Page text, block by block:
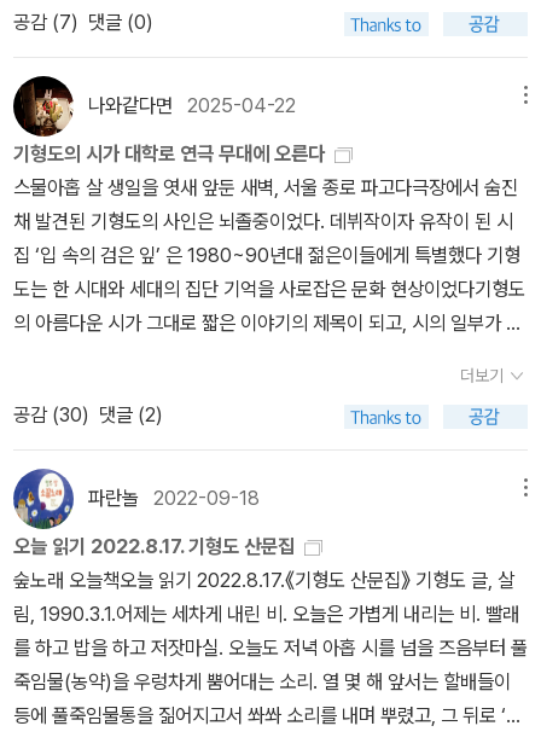
없는데 말이다.[미로]개인의 상처에 진정한 위로가 없음을보여준다.
작가는 그 상처를 청력이 완전히 망가져서 수술할 필요도 없는 귀로
설정하고 몸과 마음의 상처를 표현하고 싶었나보다. 그저 '환부'로만
보고 차갑게 대하거나 서비스용 웃음만 흘리는 병원 사람들. 사실 거
짓웃음보다 차가운 태도가 그럴 땐 훨씬 위안이 되는 법이다.[그날의
물망초]아주 짧은 단편. 군 시절 연애편지 대필의 경험 정도.이것 역
시 작가의 경험이 들어간 느낌이 크다. 별로 기억에 남지 않을 정도의
분량과 내용. 대필 연애편지 상대인 여자와 헤어졌다가 다시 만나 나
타난다는.[어떤 신춘문예]20년째 낙방하는 어느 초등학교 교사의 이
야기. 사실 글을 쓰면서 튼튼한 직업도 있는 행복한 남자 얘기나 다름
좇으니 그것만 생각하다가 머리가 이상해지는 인간 또한 미치게 되는
맞히기 게임이라도 하면 재미 있겠군. 짧지만 흥미로운 글이다.[짧은
여행의 기록]반가운 이름이 나온다. '그래서 대구로 가기로 했다. 그
곳에는 장정일이라는 이상한 소년이 살고 있다.' 고! 내가 집착하는 장
정일을 이런 곳에서 보면 그 어느 때보다 반갑고 좋다. 기형도는 297
쪽에 '장정일은 책은 지문 묻을까봐 손을 씻은 뒤 읽으며, 초판만 읽지
재판은 읽지 않으며, 책에는 볼펜 자국을 남기지 않으며, 한번 본 시들
은 모두 외우다시피 한다고 내게 이야기 했다.'고 말하고 있다.[오탈자
로 의심되는 부분]192쪽 밑에서 9줄, 197쪽 6줄 : 길다랗게 -> 기다
다’.ㅇ (영화) 허진호 감독의 2001년 작 영화 ‘봄날은 간다’.2. 기형도
의 시 ‘봄날은 간다’: 생의 비참함과 습관적 슬픔가. 시적 상황 및 배경
ㅇ (공간) ‘서울집‘이라는 술집의 툇마루를 배경으로 하여, 변두리 인
생의 황량함과 쓸쓸함을 묘사함.ㅇ (인물) 생의 무게를 감당하지 못하
고 무너져 내린 한 여자를 통해 비극적 리얼리즘을 극대화함.나. 정서
적 특징 및 이미지ㅇ (비극의 형상화) 여자가 “몇 번인가 아이를 지울
때 그랬듯이 / 습관적으로 주르르 눈물을 흘릴 뿐”이라는 구절은 고
통이 일상화된 처참한 현실을 보여줌.ㅇ (체념과 무력감) “자신의 생
을 계산하지 못하고” 그저 “무릎을 끌어안은 채” 울고 있는 모습은,
봄날(희망)이 거세된 철저한 무력감을 상징함.3. 김윤아의 노래 ‘봄날
은 간다’: 관조와 회한의 목소리가. 곡의 분위기 및 창법ㅇ (음색) 특
유의 비성(鼻聲) 섞인 목소리로 이별의 슬픔을 토해내지 않고, 마치
을 과장하지 않음으로써 오히려 듣는 이로 하여금 깊은 회한과 먹먹
함을 느끼게 함.나. 가사 분석ㅇ (박제된 기억) “눈을 감으면 문득 그
리운 날의 기억”이라며, 현재의 고통보다는 지나가 버린 아름다운 시
간을 회상하며 거리를 둠.ㅇ (허무의 수용) 화려하게 피어난 꽃들이
지는 것처럼, 사랑 또한 속절없이 진다는 사실을 담담히 수용하는 태
도를 보임.4. 허진호 감독의 영화 ‘봄날은 간다’: 관계의 순환과 소멸
가. 주제 의식ㅇ (사랑의 가변성) “사랑이 어떻게 변하니?”라는 상우
의 절규는 사랑의 영원성을 믿고 싶은 욕망과, 계절처럼 변해버리는
공감 (7) 댓글 (0)
나와같다면 2025-04-22
기형도의 시가 대학로 연극 무대에 오른다
스물아홉 살 생일을 엿새 앞둔 새벽, 서울 종로 파고다극장에서 숨진
채 발견된 기형도의 사인은 뇌졸중이었다. 데뷔작이자 유작이 된 시
집 ‘입 속의 검은 잎’ 은 1980~90년대 젊은이들에게 특별했다 기형
도는 한 시대와 세대의 집단 기억을 사로잡은 문화 현상이었다기형도
의 아름다운 시가 그대로 짧은 이야기의 제목이 되고, 시의 일부가 극
로 한 [질투는 나의 힘] 책 한 권을 놓고 투닥거리는 자매의 비밀을 그
린 [흔해빠진 독서] 서점 사장과 아르바이트생이 겪는 기묘한 이야기
[먼지투성이의 푸른 종이] 비정규직원을 해고하는 과정을 담담하게
보여주는 [기억할 만한 지나침] 서울역을 출발한 기차에서 만난 휴가
나온 군인과 중년 남자가 펼치는 삶의 고단함과 고립된 감정을 엿보
게 해준 [조치원]각 에피소드는 기형도의 시를 해체하고 재구성하여
그 안에 담긴 이미지와 정서를 연극적 언어로 풀어낸다나의 생은 미
친 듯이 사랑을 찾아 헤메었으니단 한번도 스스로를 사랑하지 않았노
라열무 삼십 단을 이고 시장에 간 우리 엄마안 오시네, 해는 시든 지
오래나는 찬밥처럼 방에 담겨 아무리 천천히 숙제를 해도 엄마 안 오
더보기
공감 (30) 댓글 (2)
파란놀 2022-09-18
오늘 읽기 2022.8.17. 기형도 산문집
숲노래 오늘책오늘 읽기 2022.8.17.《기형도 산문집》 기형도 글, 살
림, 1990.3.1.어제는 세차게 내린 비. 오늘은 가볍게 내리는 비. 빨래
를 하고 밥을 하고 저잣마실. 오늘도 저녁 아홉 시를 넘을 즈음부터 풀
죽임물(농약)을 우렁차게 뿜어대는 소리. 열 몇 해 앞서는 할배들이
등에 풀죽임물통을 짊어지고서 쏴쏴 소리를 내며 뿌렸고, 그 뒤로 ‘무